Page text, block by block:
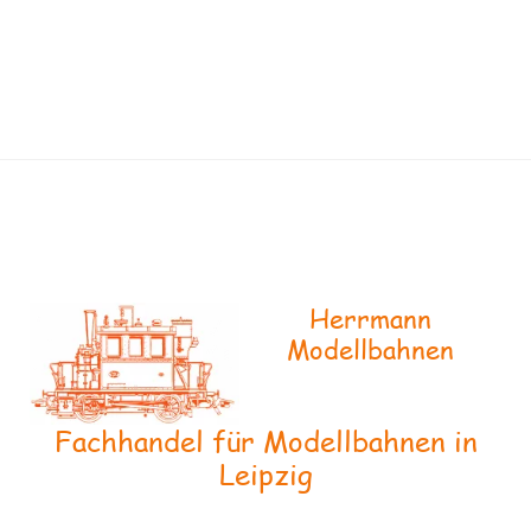
Herrmann
Modellbahnen
Fachhandel für Modellbahnen in
Leipzig